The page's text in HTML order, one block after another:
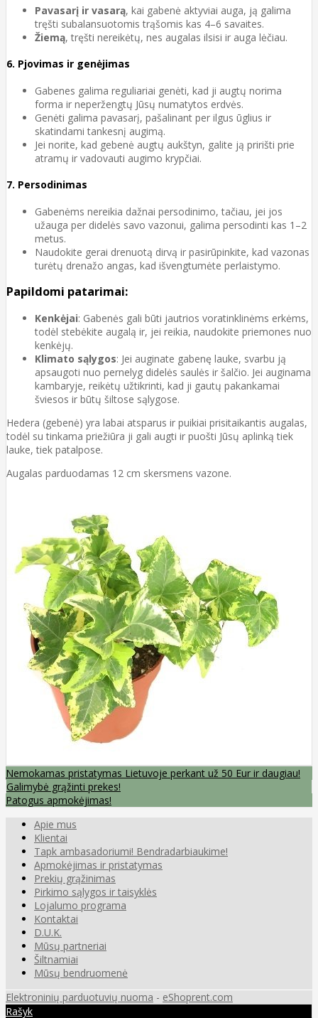
Pavasarį ir vasarą, kai gabenė aktyviai auga, ją galima
tręšti subalansuotomis trąšomis kas 4–6 savaites.
Žiemą, tręšti nereikėtų, nes augalas ilsisi ir auga lėčiau.
6. Pjovimas ir genėjimas
Gabenes galima reguliariai genėti, kad ji augtų norima
forma ir neperžengtų Jūsų numatytos erdvės.
Genėti galima pavasarį, pašalinant per ilgus ūglius ir
skatindami tankesnį augimą.
Jei norite, kad gebenė augtų aukštyn, galite ją pririšti prie
atramų ir vadovauti augimo krypčiai.
7. Persodinimas
Gabenėms nereikia dažnai persodinimo, tačiau, jei jos
užauga per didelės savo vazonui, galima persodinti kas 1–2
metus.
Naudokite gerai drenuotą dirvą ir pasirūpinkite, kad vazonas
turėtų drenažo angas, kad išvengtumėte perlaistymo.
Papildomi patarimai:
Kenkėjai: Gabenės gali būti jautrios voratinklinėms erkėms,
todėl stebėkite augalą ir, jei reikia, naudokite priemones nuo
kenkėjų.
Klimato sąlygos: Jei auginate gabenę lauke, svarbu ją
apsaugoti nuo pernelyg didelės saulės ir šalčio. Jei auginama
kambaryje, reikėtų užtikrinti, kad ji gautų pakankamai
šviesos ir būtų šiltose sąlygose.
Hedera (gebenė) yra labai atsparus ir puikiai prisitaikantis augalas,
todėl su tinkama priežiūra ji gali augti ir puošti Jūsų aplinką tiek
lauke, tiek patalpose.
Augalas parduodamas 12 cm skersmens vazone.
Nemokamas pristatymas Lietuvoje perkant už 50 Eur ir daugiau!
Galimybė grąžinti prekes!
Patogus apmokėjimas!
Apie mus
Klientai
Tapk ambasadoriumi! Bendradarbiaukime!
Apmokėjimas ir pristatymas
Prekių grąžinimas
Pirkimo sąlygos ir taisyklės
Lojalumo programa
Kontaktai
D.U.K.
Mūsų partneriai
Šiltnamiai
Mūsų bendruomenė
Elektroninių parduotuvių nuoma - eShoprent.com
Rašyk